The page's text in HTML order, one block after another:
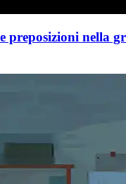
preposizioni nella